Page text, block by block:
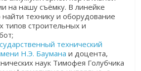
на нашу съёмку. В линейке
технику и оборудование
типов строительных и
технический
Н.Э. Бауманаи доцента,
наук Тимофея Голубчика